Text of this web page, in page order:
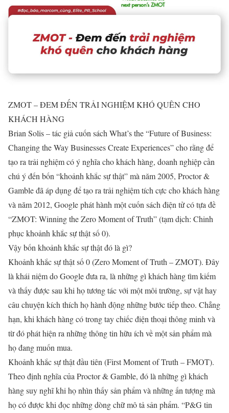
ZMOT – ĐEM ĐẾN TRẢI NGHIỆM KHÓ QUÊN CHO
KHÁCH HÀNG
Brian Solis – tác giả cuốn sách What’s the “Future of Business:
Changing the Way Businesses Create Experiences” cho rằng để
tạo ra trải nghiệm có ý nghĩa cho khách hàng, doanh nghiệp cần
chú ý đến bốn “khoảnh khắc sự thật” mà năm 2005, Proctor &
Gamble đã áp dụng để tạo ra trải nghiệm tích cực cho khách hàng
và năm 2012, Google phát hành một cuốn sách điện tử có tựa đề
“ZMOT: Winning the Zero Moment of Truth” (tạm dịch: Chinh
phục khoảnh khắc sự thật số 0).
Vậy bốn khoảnh khắc sự thật đó là gì?
Khoảnh khắc sự thật số 0 (Zero Moment of Truth – ZMOT). Đây
là khái niệm do Google đưa ra, là những gì khách hàng tìm kiếm
và thấy được sau khi họ tương tác với một môi trường, sự vật hay
câu chuyện kích thích họ hành động những bước tiếp theo. Chẳng
hạn, khi khách hàng có trong tay chiếc điện thoại thông minh và
từ đó phát hiện ra những thông tin hữu ích về một sản phẩm mà
họ đang muốn mua.
Khoảnh khắc sự thật đầu tiên (First Moment of Truth – FMOT).
Theo định nghĩa của Proctor & Gamble, đó là những gì khách
hàng suy nghĩ khi họ nhìn thấy sản phẩm và những ấn tượng mà
họ có được khi đọc những dòng chữ mô tả sản phẩm. “P&G tin